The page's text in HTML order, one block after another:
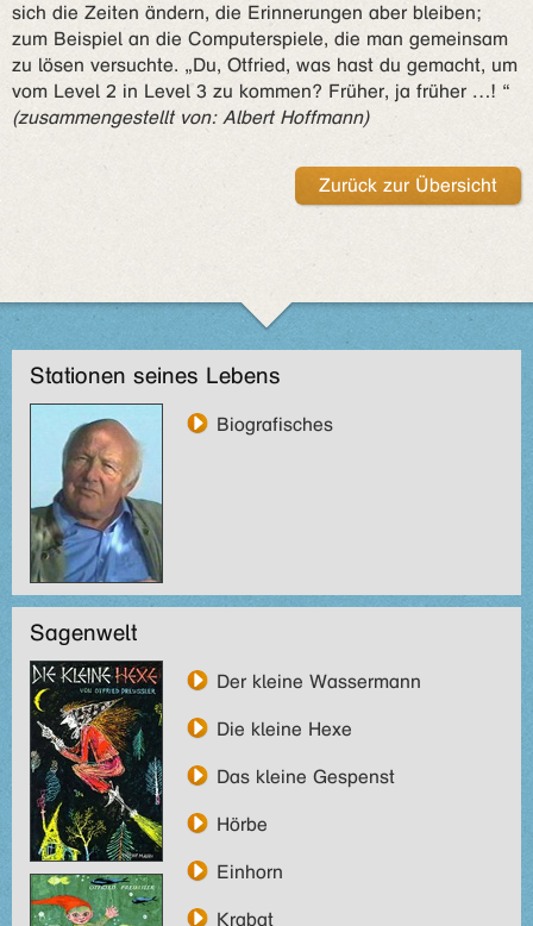
sich die Zeiten ändern, die Erinnerungen aber bleiben;
zum Beispiel an die Computerspiele, die man gemeinsam
zu lösen versuchte. „Du, Otfried, was hast du gemacht, um
vom Level 2 in Level 3 zu kommen? Früher, ja früher …! “
(zusammengestellt von: Albert Hoffmann)
Zurück zur Übersicht
Stationen seines Lebens
Biografisches
Sagenwelt
Der kleine Wassermann
Die kleine Hexe
Das kleine Gespenst
Hörbe
Einhorn
Krabat